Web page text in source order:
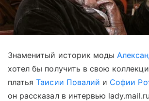
Знаменитый историк моды
хотел бы получить в свою
платьяТаисии Повалий и Софии
он рассказал в интервью